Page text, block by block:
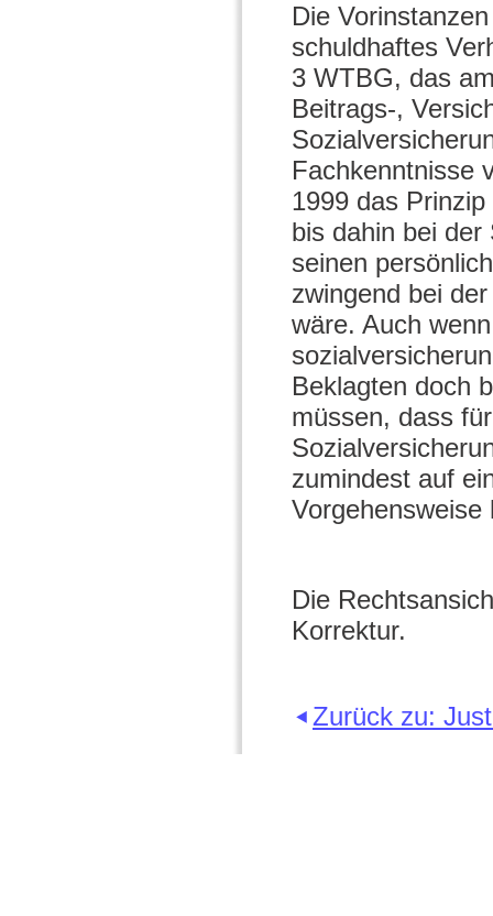
Die
schuldhaftes
3 WTBG, das
Beitrags-,
Fachkenntnisse
1999 das
bis dahin bei
seinen
zwingend bei
wäre. Auch
Beklagten doch
müssen, dass
zumindest auf
Die
Korrektur.
Zurück zu: